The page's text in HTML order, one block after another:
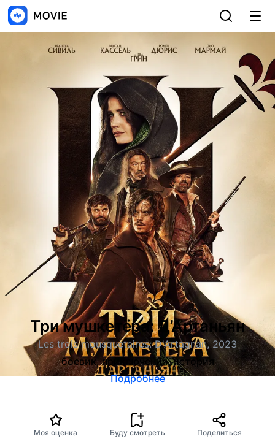
Три мушкетёра: Д’Артаньян
Les trois mousquetaires: D'Artagnan, 2023
боевик, приключения, история
Подробнее
Моя оценка Буду смотреть Поделиться